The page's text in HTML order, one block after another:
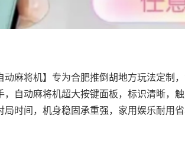
动麻将机】专为合肥推倒胡地方玩法定制
，自动麻将机超大按键面板，标识清晰，
时间，机身稳固承重强，家用娱乐耐用